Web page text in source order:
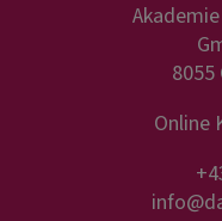
8055
Online